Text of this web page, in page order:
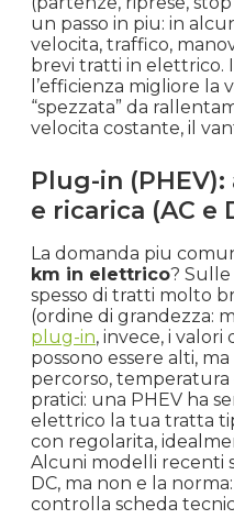
un passo in piu: in
velocita, traffico,
brevi tratti in elettrico.
l’efficienza migliore la
“spezzata” da
velocita costante, il
Plug-in
e ricarica (AC e
La domanda piu
km in elettrico?
spesso di tratti molto
(ordine di grandezza:
plug-in, invece, i valori
possono essere alti,
percorso,
pratici: una PHEV ha
elettrico la tua tratta
con regolarita,
Alcuni modelli recenti
DC, ma non e la
controlla scheda